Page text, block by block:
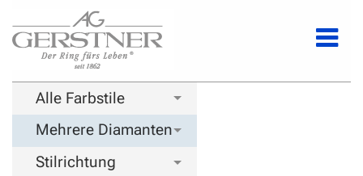
Alle Farbstile
Mehrere Diamanten
Stilrichtung